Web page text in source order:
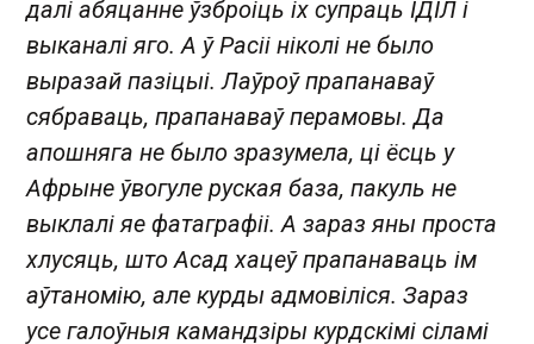
далі абяцанне ўзброіць іх супраць ІДІЛ і
выканалі яго. А ў Расіі ніколі не было
выразай пазіцыі. Лаўроў прапанаваў
сябраваць, прапанаваў перамовы. Да
апошняга не было зразумела, ці ёсць у
Афрыне ўвогуле руская база, пакуль не
выклалі яе фатаграфіі. А зараз яны проста
хлусяць, што Асад хацеў прапанаваць ім
аўтаномію, але курды адмовіліся. Зараз
усе галоўныя камандзіры курдскімі сіламі